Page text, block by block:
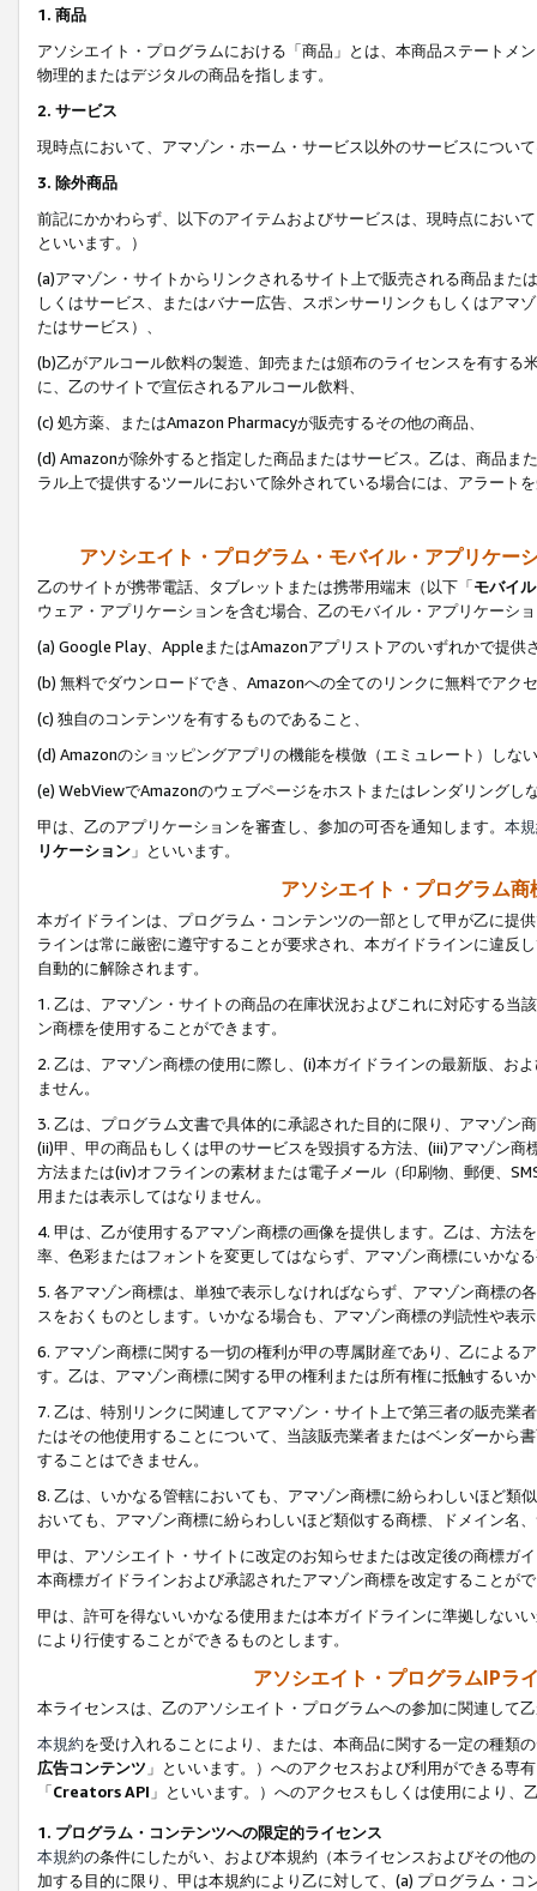
1. 商品
アソシエイト・プログラムにおける「商品」とは、本商品ステートメ
物理的またはデジタルの商品を指します。
2. サービス
現時点において、アマゾン・ホーム・サービス以外のサービスについ
3. 除外商品
前記にかかわらず、以下のアイテムおよびサービスは、現時点におい
といいます。）
(a)アマゾン・サイトからリンクされるサイト上で販売される商品ま
しくはサービス、またはバナー広告、スポンサーリンクもしくはアマ
たはサービス）、
(b)乙がアルコール飲料の製造、卸売または頒布のライセンスを有す
に、乙のサイトで宣伝されるアルコール飲料、
(c) 処方薬、またはAmazon Pharmacyが販売するその他の商品、
(d) Amazonが除外すると指定した商品またはサービス。乙は、商品ま
ラル上で提供するツールにおいて除外されている場合には、アラート
アソシエイト・プログラム・モバイル・アプリケー
乙のサイトが携帯電話、タブレットまたは携帯用端末（以下「モバイ
ウェア・アプリケーションを含む場合、乙のモバイル・アプリケーシ
(a) Google Play、AppleまたはAmazonアプリストアのいずれかで提供
(b) 無料でダウンロードでき、Amazonへの全てのリンクに無料でアク
(c) 独自のコンテンツを有するものであること、
(d) Amazonのショッピングアプリの機能を模倣（エミュレート）しな
(e) WebViewでAmazonのウェブページをホストまたはレンダリングし
甲は、乙のアプリケーションを審査し、参加の可否を通知します。 本
リケーション 」といいます。
アソシエイト・プログラム
本ガイドラインは、プログラム・コンテンツの一部として甲が乙に提
ラインは常に厳密に遵守することが要求され、本ガイドラインに違反
自動的に解除されます。
1. 乙は、アマゾン・サイトの商品の在庫状況およびこれに対応する
ン商標を使用することができます。
2. 乙は、アマゾン商標の使用に際し、(i)本ガイドラインの最新版、お
ません。
3. 乙は、プログラム文書で具体的に承認された目的に限り、アマゾン
(ii)甲、甲の商品もしくは甲のサービスを毀損する方法、(iii)アマゾン
方法または(iv)オフラインの素材または電子メール（印刷物、郵便、
用または表示してはなりません。
4. 甲は、乙が使用するアマゾン商標の画像を提供します。乙は、方
率、色彩またはフォントを変更してはならず、アマゾン商標にいかな
5. 各アマゾン商標は、単独で表示しなければならず、アマゾン商標
スをおくものとします。いかなる場合も、アマゾン商標の判読性や表
6. アマゾン商標に関する一切の権利が甲の専属財産であり、乙による
す。乙は、アマゾン商標に関する甲の権利または所有権に抵触するい
7. 乙は、特別リンクに関連してアマゾン・サイト上で第三者の販売
たはその他使用することについて、当該販売業者またはベンダーから
することはできません。
8. 乙は、いかなる管轄においても、アマゾン商標に紛らわしいほど類
おいても、アマゾン商標に紛らわしいほど類似する商標、ドメイン名
甲は、アソシエイト・サイトに改定のお知らせまたは改定後の商標ガ
本商標ガイドラインおよび承認されたアマゾン商標を改定することが
甲は、許可を得ないいかなる使用または本ガイドラインに準拠しない
により行使することができるものとします。
アソシエイト・プログラムIPラ
本ライセンスは、乙のアソシエイト・プログラムへの参加に関連して
本規約を受け入れることにより、または、本商品に関する一定の種類
広告コンテンツ 」といいます。）へのアクセスおよび利用ができる専
「Creators API 」といいます。）へのアクセスもしくは使用により
1. プログラム・コンテンツへの限定的ライセンス
本規約の条件にしたがい、および本規約（本ライセンスおよびその他
加する目的に限り、甲は本規約により乙に対して、(a) プログラム・